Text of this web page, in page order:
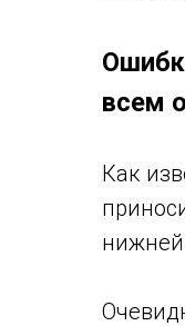
всем
Как